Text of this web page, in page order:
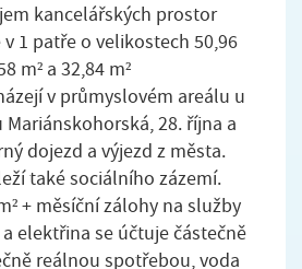
kancelářských prostor
1 patře o velikostech 50,96
m² a 32,84 m²
v průmyslovém areálu u
28. října a
dojezd a výjezd z města.
také sociálního zázemí.
+ měsíční zálohy na služby
elektřina se účtuje částečně
reálnou spotřebou, voda